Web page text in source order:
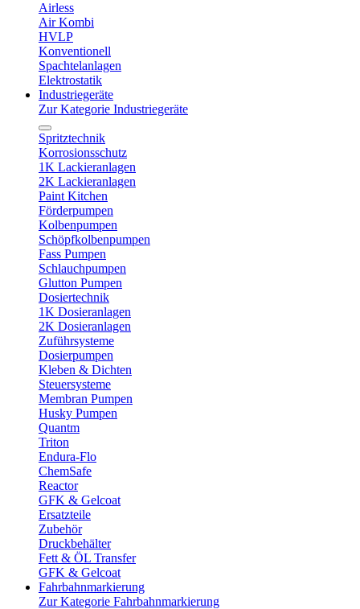
Airless
Air Kombi
HVLP
Konventionell
Spachtelanlagen
Elektrostatik
Industriegeräte
Zur Kategorie Industriegeräte
Spritztechnik
Korrosionsschutz
1K Lackieranlagen
2K Lackieranlagen
Paint Kitchen
Förderpumpen
Kolbenpumpen
Schöpfkolbenpumpen
Fass Pumpen
Schlauchpumpen
Glutton Pumpen
Dosiertechnik
1K Dosieranlagen
2K Dosieranlagen
Zuführsysteme
Dosierpumpen
Kleben & Dichten
Steuersysteme
Membran Pumpen
Husky Pumpen
Quantm
Triton
Endura-Flo
ChemSafe
Reactor
GFK & Gelcoat
Ersatzteile
Zubehör
Druckbehälter
Fett & ÖL Transfer
GFK & Gelcoat
Fahrbahnmarkierung
Zur Kategorie Fahrbahnmarkierung